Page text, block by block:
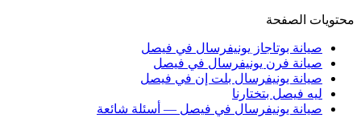
محتويات الصفحة
صيانة بوتاجاز يونيفرسال في فيصل
صيانة فرن يونيفرسال في فيصل
صيانة يونيفرسال بلت إن في فيصل
ليه فيصل بتختارنا
صيانة يونيفرسال في فيصل — أسئلة شائعة